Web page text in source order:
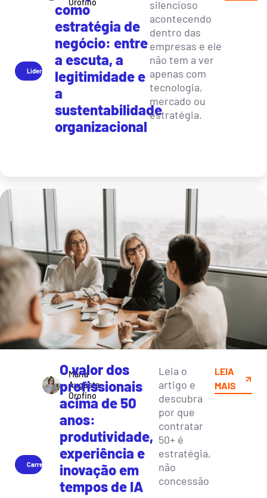
Liderança
Orofino
como
estratégia de
negócio: entre
a escuta, a
legitimidade e
a
sustentabilidade
organizacional
silencioso
acontecendo
dentro das
empresas e ele
não tem a ver
apenas com
tecnologia,
mercado ou
estratégia.
Carreira
Maria
Augusta
Orofino
O valor dos
profissionais
acima de 50
anos:
produtividade,
experiência e
inovação em
tempos de IA
Leia o
artigo e
descubra
por que
contratar
50+ é
estratégia,
não
concessão
LEIA
MAIS